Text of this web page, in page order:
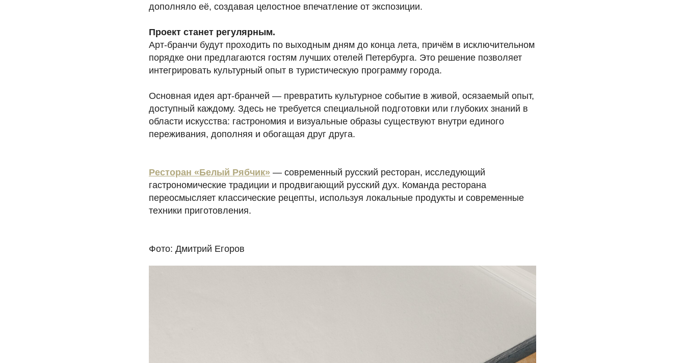
дополняло её, создавая целостное впечатление от экспозиции.
Проект станет регулярным.
Арт-бранчи будут проходить по выходным дням до конца лета, причём в исключительном
порядке они предлагаются гостям лучших отелей Петербурга. Это решение позволяет
интегрировать культурный опыт в туристическую программу города.
Основная идея арт-бранчей — превратить культурное событие в живой, осязаемый опыт,
доступный каждому. Здесь не требуется специальной подготовки или глубоких знаний в
области искусства: гастрономия и визуальные образы существуют внутри единого
переживания, дополняя и обогащая друг друга.
Ресторан «Белый Рябчик» — современный русский ресторан, исследующий
гастрономические традиции и продвигающий русский дух. Команда ресторана
переосмысляет классические рецепты, используя локальные продукты и современные
техники приготовления.
Фото: Дмитрий Егоров